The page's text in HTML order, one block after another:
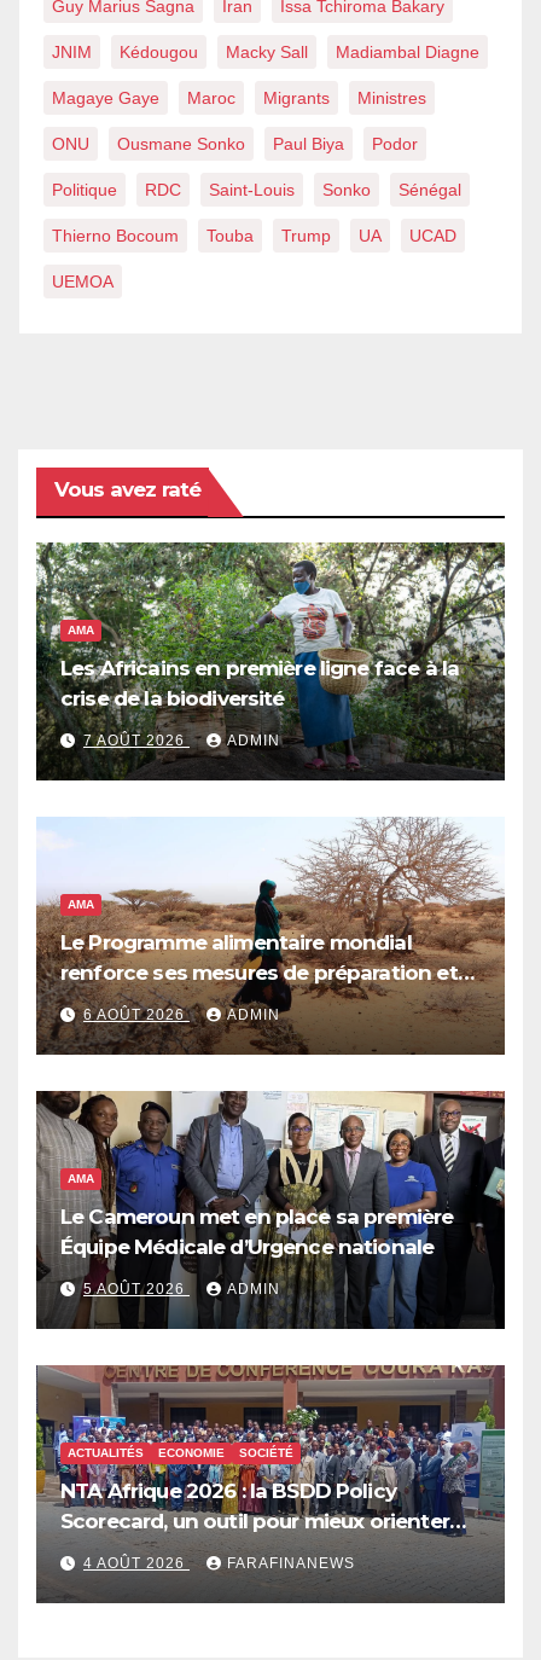
Guy Marius Sagna Iran Issa Tchiroma Bakary
JNIM Kédougou Macky Sall Madiambal Diagne
Magaye Gaye Maroc Migrants Ministres
ONU Ousmane Sonko Paul Biya Podor
Politique RDC Saint-Louis Sonko Sénégal
Thierno Bocoum Touba Trump UA UCAD
UEMOA
Vous avez raté
AMA
Les Africains en première ligne face à la
crise de la biodiversité
7 AOÛT 2026 ADMIN
AMA
Le Programme alimentaire mondial
renforce ses mesures de préparation et
de réponse face à la menace d’El Niño,
qui pourrait plonger des dizaines de
alimentaire aiguë
6 AOÛT 2026 ADMIN
AMA
Le Cameroun met en place sa première
Équipe Médicale d’Urgence nationale
5 AOÛT 2026 ADMIN
ACTUALITÉS ECONOMIE SOCIÉTÉ
NTA Afrique 2026 : la BSDD Policy
Scorecard, un outil pour mieux orienter
les dépenses publiques
4 AOÛT 2026 FARAFINANEWS